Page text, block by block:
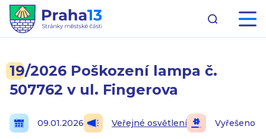
19/2026 Poškození lampa č.
507762 v ul. Fingerova
09.01.2026 Veřejné osvětlení Vyřešeno